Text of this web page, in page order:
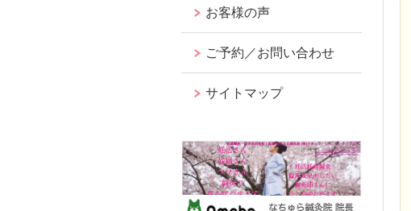
お客様の声
ご予約／お問い合わせ
サイトマップ